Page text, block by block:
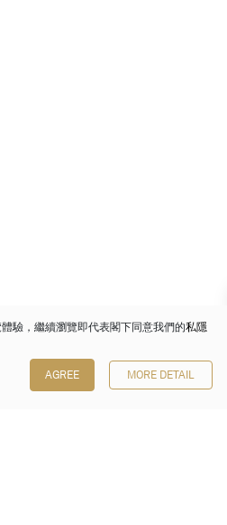
驗，繼續瀏覽即代表閣下同意我們的私隱
AGREE MORE DETAIL